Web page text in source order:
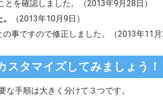
とを確認しました。（2013年9月28日）
（2013年10月9日）
事ですので修正しました。（2013年11月
スタマイズしてみましょう！
な手順は大きく分けて３つです。